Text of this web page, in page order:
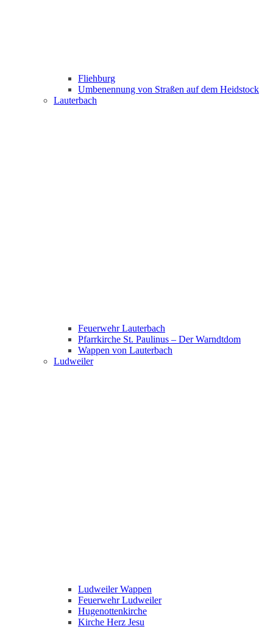
Fliehburg
Umbenennung von Straßen auf dem Heidstock
Lauterbach
Feuerwehr Lauterbach
Pfarrkirche St. Paulinus – Der Warndtdom
Wappen von Lauterbach
Ludweiler
Ludweiler Wappen
Feuerwehr Ludweiler
Hugenottenkirche
Kirche Herz Jesu